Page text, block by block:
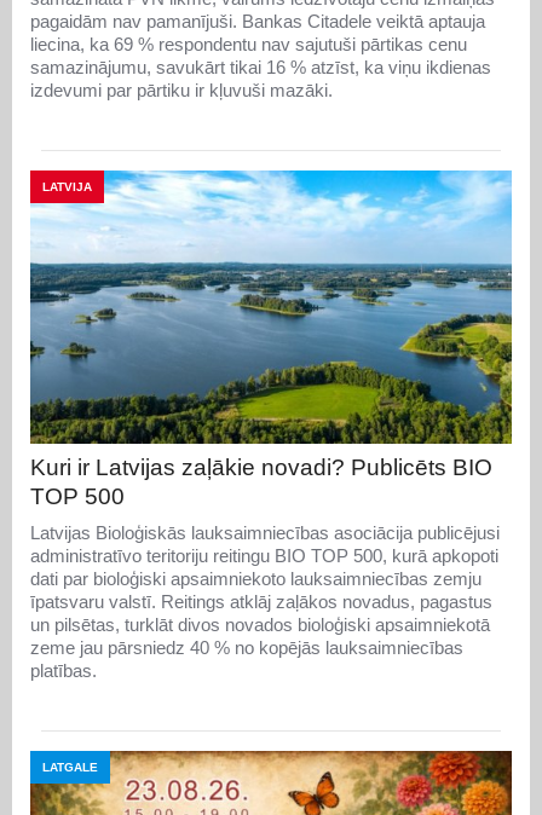
pagaidām nav pamanījuši. Bankas Citadele veiktā aptauja
liecina, ka 69 % respondentu nav sajutuši pārtikas cenu
samazinājumu, savukārt tikai 16 % atzīst, ka viņu ikdienas
izdevumi par pārtiku ir kļuvuši mazāki.
LATVIJA
Kuri ir Latvijas zaļākie novadi? Publicēts BIO
TOP 500
Latvijas Bioloģiskās lauksaimniecības asociācija publicējusi
administratīvo teritoriju reitingu BIO TOP 500, kurā apkopoti
dati par bioloģiski apsaimniekoto lauksaimniecības zemju
īpatsvaru valstī. Reitings atklāj zaļākos novadus, pagastus
un pilsētas, turklāt divos novados bioloģiski apsaimniekotā
zeme jau pārsniedz 40 % no kopējās lauksaimniecības
platības.
LATGALE